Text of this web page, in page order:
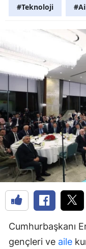
#Teknoloji
Cumhurbaşkanı
gençleri ve aile